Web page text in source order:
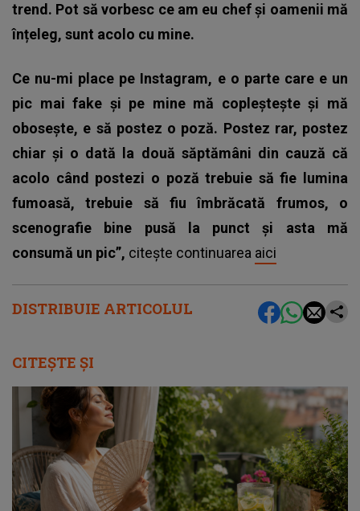
DISTRIBUIE ARTICOLUL
trend. Pot să vorbesc ce am eu chef și oamenii mă
înțeleg, sunt acolo cu mine.
Ce nu-mi place pe Instagram, e o parte care e un
pic mai fake și pe mine mă copleștește și mă
obosește, e să postez o poză. Postez rar, postez
chiar și o dată la două săptămâni din cauză că
acolo când postezi o poză trebuie să fie lumina
fumoasă, trebuie să fiu îmbrăcată frumos, o
scenografie bine pusă la punct și asta mă
consumă un pic”, citește continuarea aici
CITEȘTE ȘI